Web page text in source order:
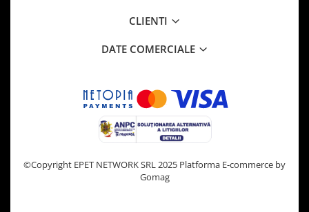
CLIENTI
DATE COMERCIALE
©Copyright EPET NETWORK SRL 2025 Platforma E-commerce by
Gomag